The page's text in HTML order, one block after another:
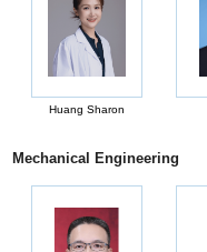
Huang Sharon
Mechanical Engineering